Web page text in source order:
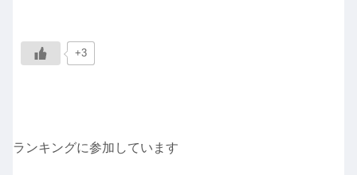
+3
ランキングに参加しています